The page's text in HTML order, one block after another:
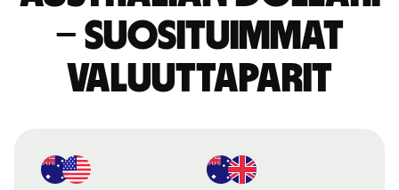
– suosituimmat
valuuttaparit